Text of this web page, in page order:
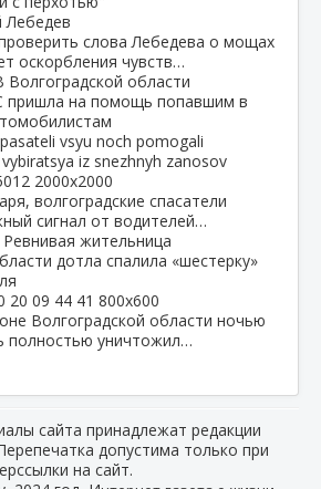
слова Лебедева о мощах
оскорбления чувств…
Волгоградской области
пришла на помощь попавшим в
волгоградские спасатели
сигнал от водителей…
Ревнивая жительница
дотла спалила «шестерку»
Волгоградской области ночью
полностью уничтожил…
сайта принадлежат редакции
допустима только при
на сайт.